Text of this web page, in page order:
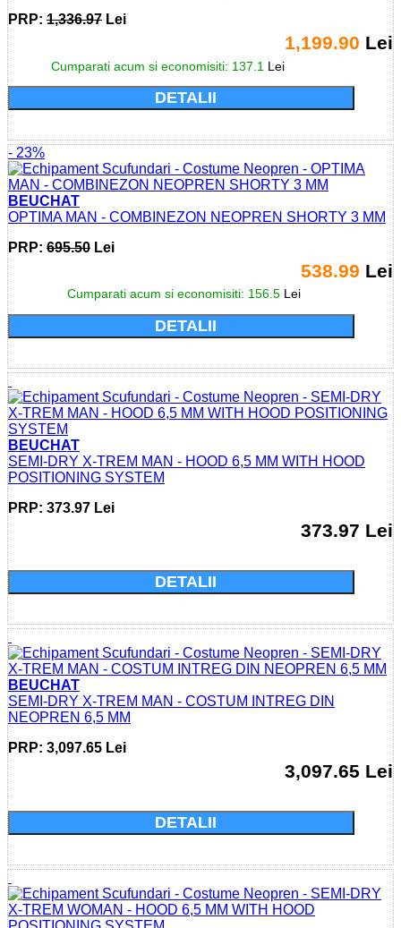
PRP: 1,336.97 Lei
1,199.90 Lei
Cumparati acum si economisiti: 137.1 Lei
DETALII
- 23%
BEUCHAT
OPTIMA MAN - COMBINEZON NEOPREN SHORTY 3 MM
PRP: 695.50 Lei
538.99 Lei
Cumparati acum si economisiti: 156.5 Lei
DETALII
BEUCHAT
SEMI-DRY X-TREM MAN - HOOD 6,5 MM WITH HOOD
POSITIONING SYSTEM
PRP: 373.97 Lei
373.97 Lei
DETALII
BEUCHAT
SEMI-DRY X-TREM MAN - COSTUM INTREG DIN
NEOPREN 6,5 MM
PRP: 3,097.65 Lei
3,097.65 Lei
DETALII